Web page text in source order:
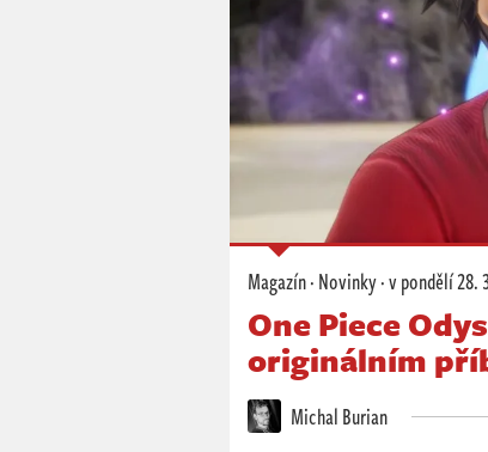
Magazín·Novinky·v pondělí28.
One Piece
originálním
Michal Burian